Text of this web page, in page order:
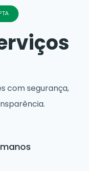
com segurança,